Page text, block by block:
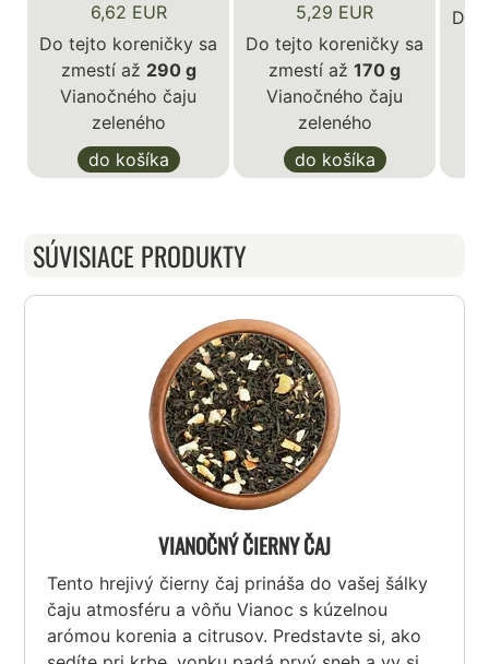
6,62 EUR
Do tejto koreničky sa
zmestí až 290 g
Vianočného čaju
zeleného
do košíka
5,29 EUR
Do tejto koreničky sa
zmestí až170 g
Vianočného čaju
zeleného
do košíka
Do
SÚVISIACE PRODUKTY
VIANOČNÝ ČIERNY ČAJ
Tento hrejivý čierny čaj prináša do vašej šálky
čaju atmosféru a vôňu Vianoc s kúzelnou
arómou korenia a citrusov. Predstavte si, ako